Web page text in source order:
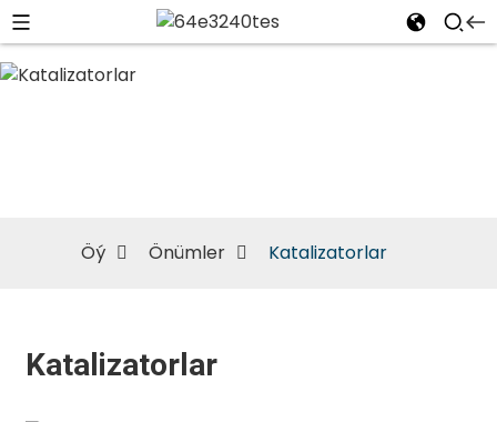
Öý Önümler Katalizatorlar
Katalizatorlar